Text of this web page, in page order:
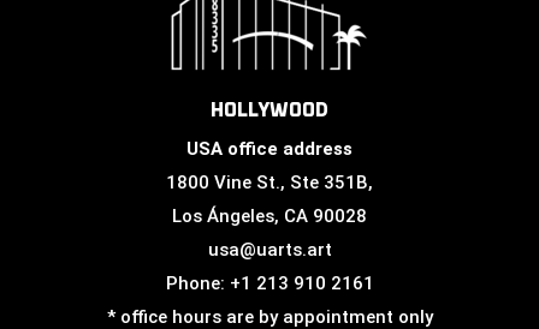
HOLLYWOOD
USA office address
1800 Vine St., Ste 351B,
Los Ángeles, CA 90028
usa@uarts.art
Phone: +1 213 910 2161
* office hours are by appointment only